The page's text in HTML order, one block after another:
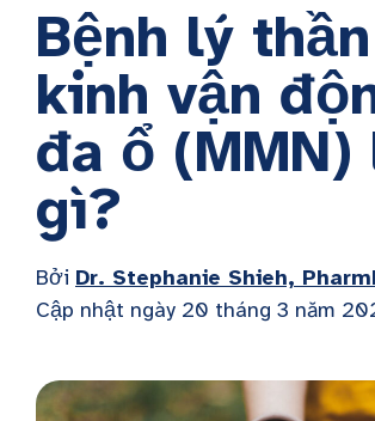
Bệnh lý thần
kinh vận
đa ổ (MMN)
gì?
Bởi Dr. Stephanie Shieh,
Cập nhật ngày 20 tháng 3 năm